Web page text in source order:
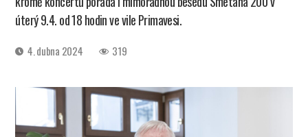
úterý 9.4. od 18 hodin ve vile Primavesi.
Datum4. dubna 2024 319